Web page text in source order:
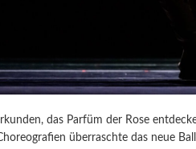
das Parfüm der Rose
überraschte das neue